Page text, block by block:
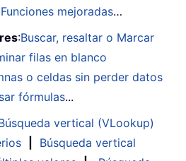
mejoradas…
:Buscar, resaltar o Marcar
filas en blanco
o celdas sin perder datos
fórmulas...
vertical (VLookup)
Búsqueda vertical